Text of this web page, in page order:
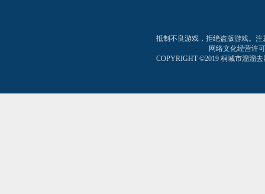
抵制不良游戏，拒绝盗版游戏。
网络文化经营许
COPYRIGHT ©2019 桐城市溜溜